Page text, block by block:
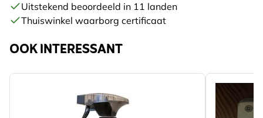
Uitstekend beoordeeld in 11 landen
Thuiswinkel waarborg certificaat
OOK INTERESSANT